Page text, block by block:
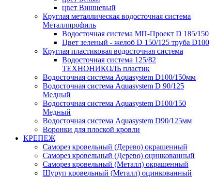
цвет Вишневый
Круглая металлическая водосточная система
Металлпрофиль
Водосточная система МП-Проект D 185/150
Цвет зеленый - желоб D 150/125 труба D100
Круглая пластиковая водосточная система
Водосточная система 125/82
ТЕХНОНИКОЛЬ пластик
Водосточная система Aquasystem D100/150мм
Водосточная система Aquasystem D 90/125
Медный
Водосточная система Aquasystem D100/150
Медный
Водосточная система Aquasystem D90/125мм
Воронки для плоской кровли
КРЕПЕЖ
Саморез кровельный (Дерево) окрашенный
Саморез кровельный (Дерево) оцинкованный
Саморез кровельный (Металл) окрашенный
Шуруп кровельный (Металл) оцинкованный